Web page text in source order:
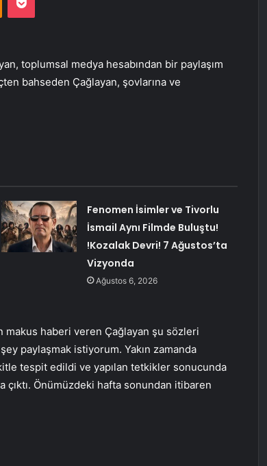
toplumsal medya hesabından bir paylaşım
bahseden Çağlayan, şovlarına ve
Fenomen İsimler ve Tivorlu
İsmail Aynı Filmde Buluştu!
!Kozalak Devri! 7 Ağustos’ta
Vizyonda
Ağustos 6, 2026
haberi veren Çağlayan şu sözleri
paylaşmak istiyorum. Yakın zamanda
kitle tespit edildi ve yapılan tetkikler sonucunda
Önümüzdeki hafta sonundan itibaren